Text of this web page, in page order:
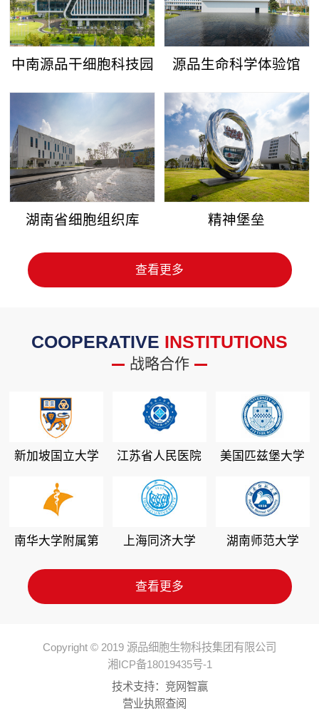
中南源品干细胞科技园 源品生命科学体验馆
湖南省细胞组织库 精神堡垒
查看更多
COOPERATIVE INSTITUTIONS
战略合作
新加坡国立大学 江苏省人民医院 美国匹兹堡大学
南华大学附属第
上海同济大学 湖南师范大学
查看更多
Copyright © 2019 源品细胞生物科技集团有限公司
湘ICP备18019435号-1
技术支持： 竞网智赢
营业执照查阅